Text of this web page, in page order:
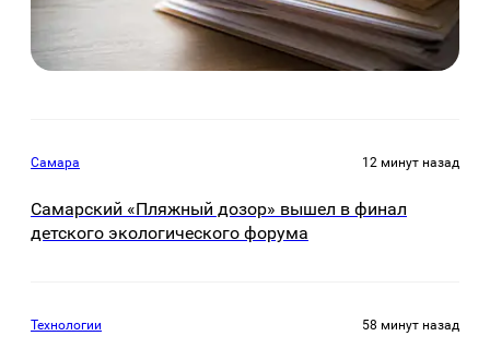
Самара 12 минут назад
Самарский «Пляжный дозор» вышел в финал
детского экологического форума
Технологии 58 минут назад